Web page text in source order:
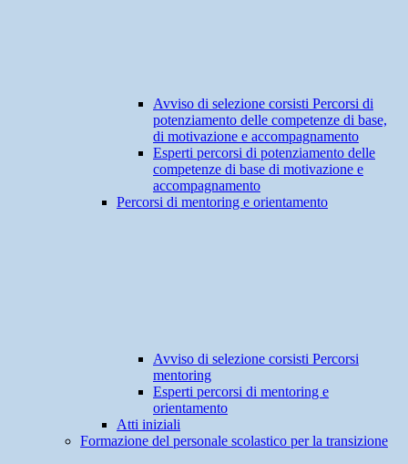
Avviso di selezione corsisti Percorsi di
potenziamento delle competenze di base,
di motivazione e accompagnamento
Esperti percorsi di potenziamento delle
competenze di base di motivazione e
accompagnamento
Percorsi di mentoring e orientamento
Avviso di selezione corsisti Percorsi
mentoring
Esperti percorsi di mentoring e
orientamento
Atti iniziali
Formazione del personale scolastico per la transizione